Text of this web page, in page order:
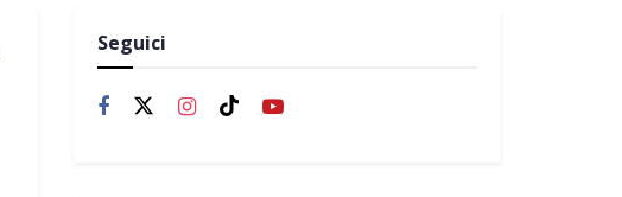
Seguici